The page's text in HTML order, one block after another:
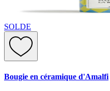
SOLDE
Bougie en céramique d'Amalfi